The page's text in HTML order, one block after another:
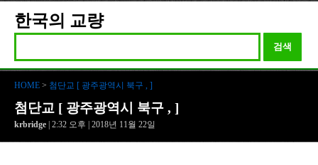
한국의 교량
검색
HOME > 첨단교 [ 광주광역시 북구 , ]
첨단교 [ 광주광역시 북구 , ]
krbridge | 2:32 오후 | 2018년 11월 22일